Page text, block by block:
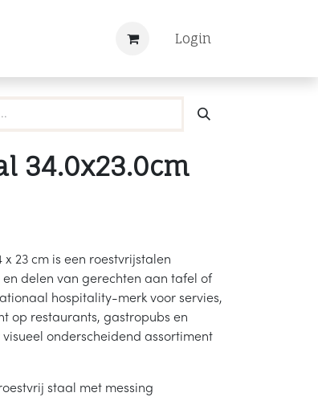
Login
34.0x23.0cm
23 cm is een roestvrijstalen
delen van gerechten aan tafel of
hospitality-merk voor servies,
op restaurants, gastropubs en
onderscheidend assortiment
staal met messing